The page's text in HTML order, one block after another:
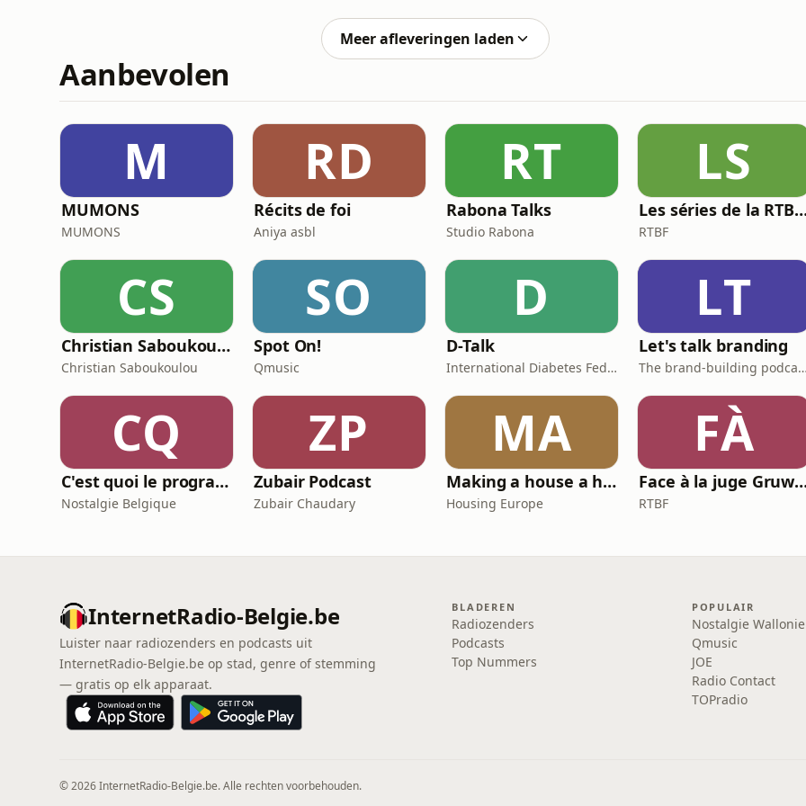
Meer afleveringen laden
Aanbevolen
M
MUMONS
MUMONS
RD
Récits de foi
Aniya asbl
RT
Rabona Talks
Studio Rabona
LS
Les séries de la
RTBF
CS
Christian Saboukoulou
Christian Saboukoulou
SO
Spot On!
Qmusic
D
D-Talk
International Diabetes Federation
LT
Let's talk branding
The brand-building podcast by Stef Hamerlinck
CQ
C'est quoi le programme au cinéma ?
Nostalgie Belgique
ZP
Zubair Podcast
Zubair Chaudary
MA
Making a house a home
Housing Europe
FÀ
Face à la
RTBF
InternetRadio-Belgie.be
Luister naar radiozenders en podcasts uit
InternetRadio-Belgie.be op stad, genre of stemming
— gratis op elk apparaat.
BLADEREN
Radiozenders
Podcasts
Top Nummers
POPULAIR
Nostalgie Wallonie
Qmusic
JOE
Radio Contact
TOPradio
© 2026 InternetRadio-Belgie.be. Alle rechten voorbehouden.